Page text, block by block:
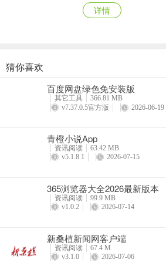
4、然后输入手机号
详情
读特探索版手机客户端
详情
猜你喜欢
百度网盘绿色免安装版
其它工具
366.81 MB
v7.37.0.5官方版
2026-06-19
青橙小说App
资讯阅读
63.42 MB
v5.1.8.1
2026-07-15
365浏览器大全2026最新版本
资讯阅读
99.9 MB
v1.0.2
2026-07-14
新桑植新闻网客户端
资讯阅读
67.4 M
v3.1.0
2026-07-06